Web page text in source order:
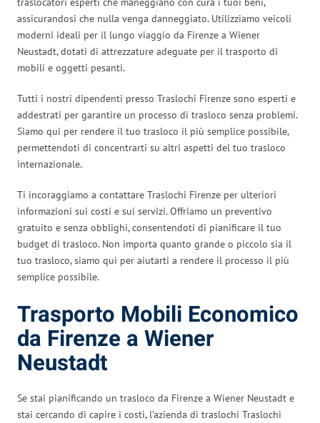
assicurandosi che nulla venga danneggiato. Utilizziamo veicoli
moderni ideali per il lungo viaggio da Firenze a Wiener
Neustadt, dotati di attrezzature adeguate per il trasporto di
mobili e oggetti pesanti.
Tutti i nostri dipendenti presso Traslochi Firenze sono esperti e
addestrati per garantire un processo di trasloco senza problemi.
Siamo qui per rendere il tuo trasloco il più semplice possibile,
permettendoti di concentrarti su altri aspetti del tuo trasloco
internazionale.
Ti incoraggiamo a contattare Traslochi Firenze per ulteriori
informazioni sui costi e sui servizi. Offriamo un preventivo
gratuito e senza obblighi, consentendoti di pianificare il tuo
budget di trasloco. Non importa quanto grande o piccolo sia il
tuo trasloco, siamo qui per aiutarti a rendere il processo il più
semplice possibile.
Trasporto Mobili Economico
da Firenze a Wiener
Neustadt
Se stai pianificando un trasloco da Firenze a Wiener Neustadt e
stai cercando di capire i costi, l’azienda di traslochi Traslochi